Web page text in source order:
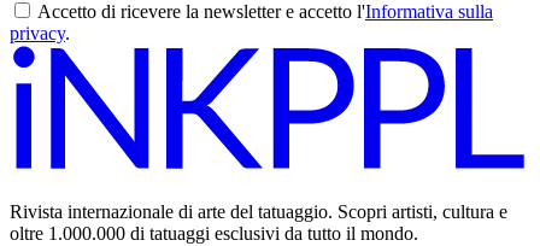
Accetto di ricevere la newsletter e accetto l'Informativa sulla
privacy.
Rivista internazionale di arte del tatuaggio. Scopri artisti, cultura e
oltre 1.000.000 di tatuaggi esclusivi da tutto il mondo.